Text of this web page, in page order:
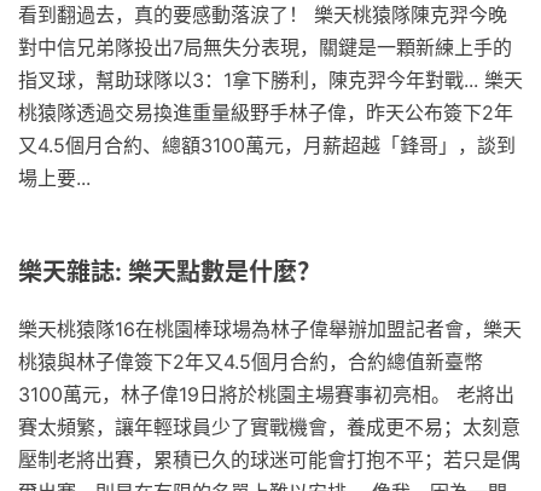
看到翻過去，真的要感動落淚了！ 樂天桃猿隊陳克羿今晚
對中信兄弟隊投出7局無失分表現，關鍵是一顆新練上手的
指叉球，幫助球隊以3：1拿下勝利，陳克羿今年對戰... 樂天
桃猿隊透過交易換進重量級野手林子偉，昨天公布簽下2年
又4.5個月合約、總額3100萬元，月薪超越「鋒哥」，談到
場上要...
樂天雜誌: 樂天點數是什麼？
樂天桃猿隊16在桃園棒球場為林子偉舉辦加盟記者會，樂天
桃猿與林子偉簽下2年又4.5個月合約，合約總值新臺幣
3100萬元，林子偉19日將於桃園主場賽事初亮相。 老將出
賽太頻繁，讓年輕球員少了實戰機會，養成更不易；太刻意
壓制老將出賽，累積已久的球迷可能會打抱不平；若只是偶